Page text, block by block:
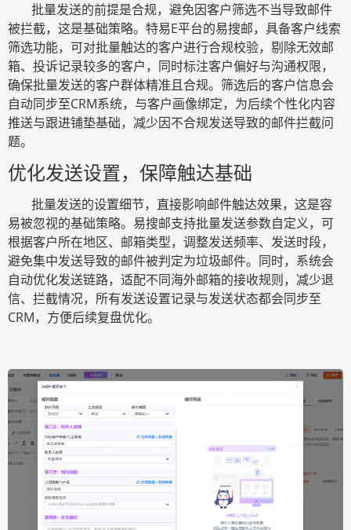
批量发送的前提是合规，避免因客户筛选不当导致邮件
被拦截，这是基础策略。特易E平台的易搜邮，具备客户线索
筛选功能，可对批量触达的客户进行合规校验，剔除无效邮
箱、投诉记录较多的客户，同时标注客户偏好与沟通权限，
确保批量发送的客户群体精准且合规。筛选后的客户信息会
自动同步至CRM系统，与客户画像绑定，为后续个性化内容
推送与跟进铺垫基础，减少因不合规发送导致的邮件拦截问
题。
优化发送设置，保障触达基础
批量发送的设置细节，直接影响邮件触达效果，这是容
易被忽视的基础策略。易搜邮支持批量发送参数自定义，可
根据客户所在地区、邮箱类型，调整发送频率、发送时段，
避免集中发送导致的邮件被判定为垃圾邮件。同时，系统会
自动优化发送链路，适配不同海外邮箱的接收规则，减少退
信、拦截情况，所有发送设置记录与发送状态都会同步至
CRM，方便后续复盘优化。